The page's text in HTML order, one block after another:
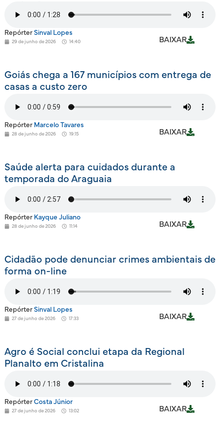
Repórter Sinval Lopes
29 de junho de 2026 14:40 BAIXAR
Goiás chega a 167 municípios com entrega de
casas a custo zero
Repórter Marcelo Tavares
28 de junho de 2026 19:15 BAIXAR
Saúde alerta para cuidados durante a
temporada do Araguaia
Repórter Kayque Juliano
28 de junho de 2026 11:14 BAIXAR
Cidadão pode denunciar crimes ambientais de
forma on-line
Repórter Sinval Lopes
27 de junho de 2026 17:33 BAIXAR
Agro é Social conclui etapa da Regional
Planalto em Cristalina
Repórter Costa Júnior
27 de junho de 2026 13:02 BAIXAR